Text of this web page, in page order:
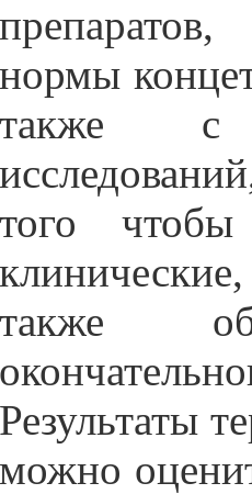
нормы
также с
того
также
Результаты
можно